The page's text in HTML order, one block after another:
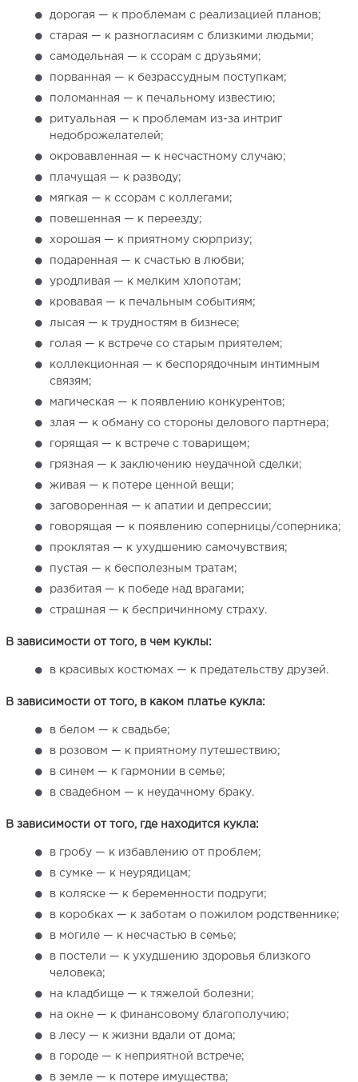
дорогая — к проблемам с реализацией планов;
старая — к разногласиям с близкими людьми;
самодельная — к ссорам с друзьями;
порванная — к безрассудным поступкам;
поломанная — к печальному известию;
ритуальная — к проблемам из-за интриг
недоброжелателей;
окровавленная — к несчастному случаю;
плачущая — к разводу;
мягкая — к ссорам с коллегами;
повешенная — к переезду;
хорошая — к приятному сюрпризу;
подаренная — к счастью в любви;
уродливая — к мелким хлопотам;
кровавая — к печальным событиям;
лысая — к трудностям в бизнесе;
голая — к встрече со старым приятелем;
коллекционная — к беспорядочным интимным
связям;
магическая — к появлению конкурентов;
злая — к обману со стороны делового партнера;
горящая — к встрече с товарищем;
грязная — к заключению неудачной сделки;
живая — к потере ценной вещи;
заговоренная — к апатии и депрессии;
говорящая — к появлению соперницы/соперника;
проклятая — к ухудшению самочувствия;
пустая — к бесполезным тратам;
разбитая — к победе над врагами;
страшная — к беспричинному страху.
В зависимости от того, в чем куклы:
в красивых костюмах — к предательству друзей.
В зависимости от того, в каком платье кукла:
в белом — к свадьбе;
в розовом — к приятному путешествию;
в синем — к гармонии в семье;
в свадебном — к неудачному браку.
В зависимости от того, где находится кукла:
в гробу — к избавлению от проблем;
в сумке — к неурядицам;
в коляске — к беременности подруги;
в коробках — к заботам о пожилом родственнике;
в могиле — к несчастью в семье;
в постели — к ухудшению здоровья близкого
человека;
на кладбище — к тяжелой болезни;
на окне — к финансовому благополучию;
в лесу — к жизни вдали от дома;
в городе — к неприятной встрече;
в земле — к потере имущества;